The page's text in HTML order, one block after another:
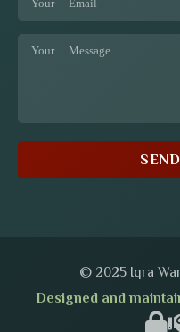
© 2025 Iqra
Designed and